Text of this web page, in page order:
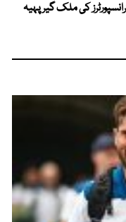
کی ملک گیر پہیہ